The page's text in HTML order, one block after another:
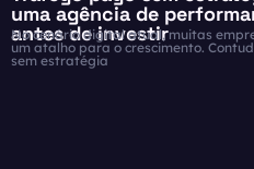
uma agência de
antes de investir
No cenário digital atual, muitas
um atalho para o crescimento.
sem estratégia